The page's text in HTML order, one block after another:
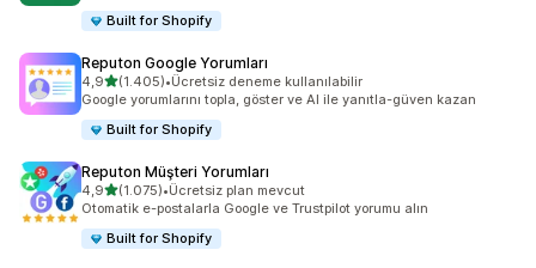
Built for Shopify
Reputon Google Yorumları
4,95 yıldız üzerinden
(1.405)
toplam 1405 değerlendirme
•Ücretsiz deneme kullanılabilir
Google yorumlarını topla, göster ve AI ile yanıtla-güven kazan
Built for Shopify
Reputon Müşteri Yorumları
4,95 yıldız üzerinden
(1.075)
toplam 1075 değerlendirme
•Ücretsiz plan mevcut
Otomatik e-postalarla Google ve Trustpilot yorumu alın
Built for Shopify